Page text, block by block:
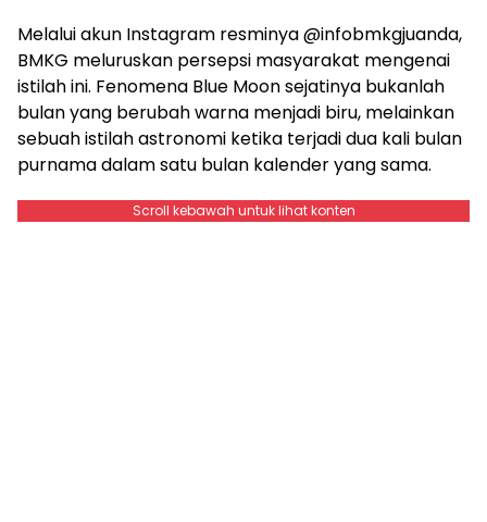
Melalui akun Instagram resminya @infobmkgjuanda,
BMKG meluruskan persepsi masyarakat mengenai
istilah ini. Fenomena Blue Moon sejatinya bukanlah
bulan yang berubah warna menjadi biru, melainkan
sebuah istilah astronomi ketika terjadi dua kali bulan
purnama dalam satu bulan kalender yang sama.
Scroll kebawah untuk lihat konten